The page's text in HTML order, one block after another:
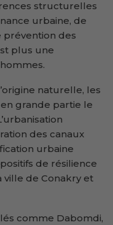
structurelles
urbaine, de
prévention des
plus une
naturelle, les
grande partie le
des canaux
urbaine
de résilience
de Conakry et
comme Dabomdi,